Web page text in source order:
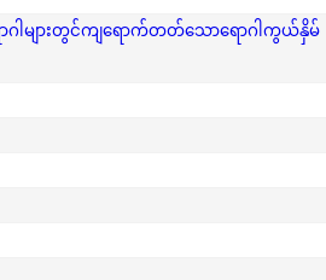
ါများတွင်ကျရောက်တတ်သောရောဂါကွယ်နှိမ်